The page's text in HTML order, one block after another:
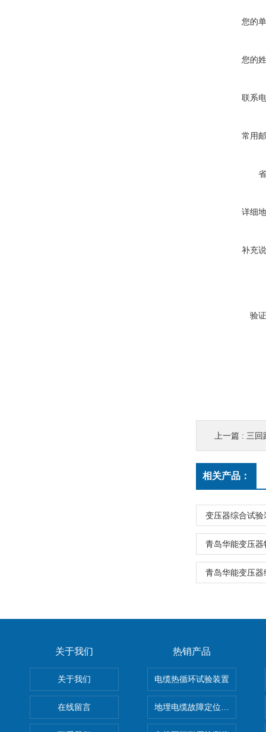
您的
您的
联系
常用
详细
补充
验
上一篇 : 三回
相关产品：
变压器综合试
青岛华能变压
青岛华能变压
关于我们
关于我们
在线留言
热销产品
电缆热循环试验装置
地埋电缆故障定位仪 地下电